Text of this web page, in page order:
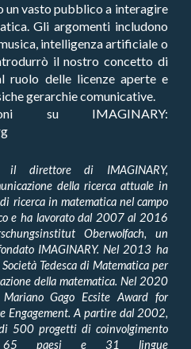
un vasto pubblico a interagire
Gli argomenti includono
intelligenza artificiale o
il nostro concetto di
ruolo delle licenze aperte e
gerarchie comunicative.
su IMAGINARY:
direttore di IMAGINARY,
della ricerca attuale in
ricerca in matematica nel campo
e ha lavorato dal 2007 al 2016
Oberwolfach, un
IMAGINARY. Nel 2013 ha
Tedesca di Matematica per
della matematica. Nel 2020
Gago Ecsite Award for
Engagement. A partire dal 2002,
500 progetti di coinvolgimento
65 paesi e 31 lingue